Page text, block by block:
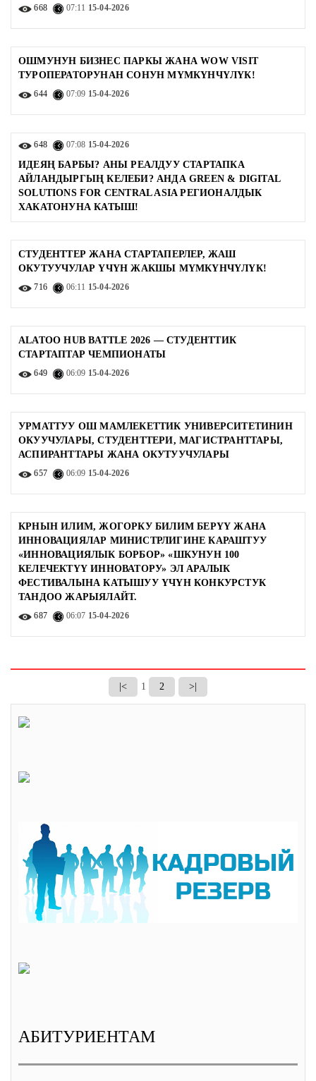
668 07:11 15-04-2026
ОШМУНУН БИЗНЕС ПАРКЫ ЖАНА WOW VISIT
ТУРОПЕРАТОРУНАН СОНУН МҮМКҮНЧҮЛҮК!
644 07:09 15-04-2026
648 07:08 15-04-2026
ИДЕЯҢ БАРБЫ? АНЫ РЕАЛДУУ СТАРТАПКА
АЙЛАНДЫРГЫҢ КЕЛЕБИ? АНДА GREEN & DIGITAL
SOLUTIONS FOR CENTRAL ASIA РЕГИОНАЛДЫК
ХАКАТОНУНА КАТЫШ!
СТУДЕНТТЕР ЖАНА СТАРТАПЕРЛЕР, ЖАШ
ОКУТУУЧУЛАР ҮЧҮН ЖАКШЫ МҮМКҮНЧҮЛҮК!
716 06:11 15-04-2026
ALATOO HUB BATTLE 2026 — СТУДЕНТТИК
СТАРТАПТАР ЧЕМПИОНАТЫ
649 06:09 15-04-2026
УРМАТТУУ ОШ МАМЛЕКЕТТИК УНИВЕРСИТЕТИНИН
ОКУУЧУЛАРЫ, СТУДЕНТТЕРИ, МАГИСТРАНТТАРЫ,
АСПИРАНТТАРЫ ЖАНА ОКУТУУЧУЛАРЫ
657 06:09 15-04-2026
КРНЫН ИЛИМ, ЖОГОРКУ БИЛИМ БЕРҮҮ ЖАНА
ИННОВАЦИЯЛАР МИНИСТРЛИГИНЕ КАРАШТУУ
«ИННОВАЦИЯЛЫК БОРБОР» «ШКУНУН 100
КЕЛЕЧЕКТҮҮ ИННОВАТОРУ» ЭЛ АРАЛЫК
ФЕСТИВАЛЫНА КАТЫШУУ ҮЧҮН КОНКУРСТУК
ТАНДОО ЖАРЫЯЛАЙТ.
687 06:07 15-04-2026
|< 1 2 >|
АБИТУРИЕНТАМ